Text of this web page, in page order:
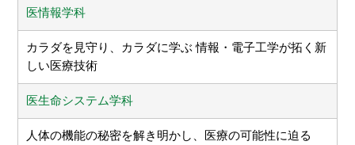
医情報学科
カラダを見守り、カラダに学ぶ 情報・電子工学が拓く新
しい医療技術
医生命システム学科
人体の機能の秘密を解き明かし、医療の可能性に迫る